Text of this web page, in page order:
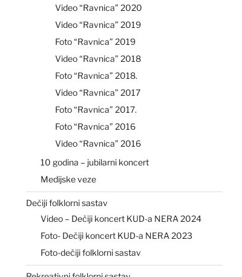
Video “Ravnica” 2020
Video “Ravnica” 2019
Foto “Ravnica” 2019
Video “Ravnica” 2018
Foto “Ravnica” 2018.
Video “Ravnica” 2017
Foto “Ravnica” 2017.
Foto “Ravnica” 2016
Video “Ravnica” 2016
10 godina – jubilarni koncert
Medijske veze
Dečiji folklorni sastav
Video – Dečiji koncert KUD-a NERA 2024
Foto- Dečiji koncert KUD-a NERA 2023
Foto-dečiji folklorni sastav